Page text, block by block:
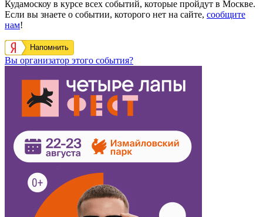
Кудамоскоу в курсе всех событий, которые пройдут в Москве.
Если вы знаете о событии, которого нет на сайте, сообщите
нам!
Напомнить
Вы организатор этого события?